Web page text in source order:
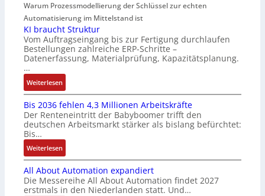
t
i
o
n
i
F
a
n
u
c
C
-
S
y
f
i
z
i
e
u
n
b
e
ä
t
i
g
r
t
f
ü
r
m
u
l
t
i
v
r
i
b
l
a
h
t
l
o
s
e
I
n
t
e
g
r
a
t
i
o
Warum Prozessmodellierung der Schlüssel zur echten
Automatisierung im Mittelstand ist
KI braucht Struktur
Vom Auftragseingang bis zur Fertigung durchlaufen
Bestellungen zahlreiche ERP-Schritte –
Datenerfassung, Materialprüfung, Kapazitätsplanung.
…
Weiterlesen:
K
I
b
r
a
u
c
h
t
S
Bis 2036 fehlen 4,3 Millionen Arbeitskräfte
Der Renteneintritt der Babyboomer trifft den
deutschen Arbeitsmarkt stärker als bislang befürchtet:
Bis…
Weiterlesen:
B
i
s
2
All About Automation expandiert
Die Messereihe All About Automation findet 2027
erstmals in den Niederlanden statt. Und…